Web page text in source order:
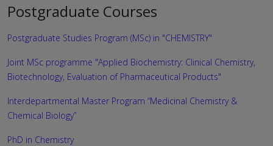
Postgraduate Courses
Postgraduate Studies Program (MSc) in "CHEMISTRY"
Joint MSc programme "Applied Biochemistry: Clinical Chemistry,
Biotechnology, Evaluation of Pharmaceutical Products"
Interdepartmental Master Program “Medicinal Chemistry &
Chemical Biology”
PhD in Chemistry